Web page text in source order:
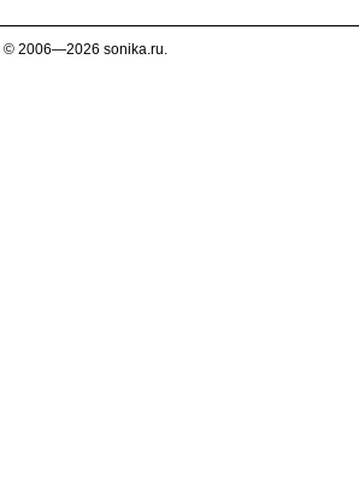
| © 2006—2026 sonika.ru.